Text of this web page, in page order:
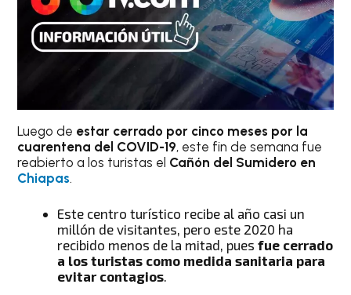
Luego de estar cerrado por cinco meses por la
cuarentena del COVID-19, este fin de semana fue
reabierto a los turistas el Cañón del Sumidero en
Chiapas.
Este centro turístico recibe al año casi un
millón de visitantes, pero este 2020 ha
recibido menos de la mitad, puesfue cerrado
a los turistas como medida sanitaria para
evitar contagios.